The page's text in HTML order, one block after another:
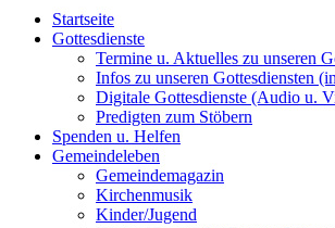
Startseite
Gottesdienste
Termine u. Aktuelles zu unseren
Infos zu unseren Gottesdiensten
Digitale Gottesdienste (Audio u.
Predigten zum Stöbern
Spenden u. Helfen
Gemeindeleben
Gemeindemagazin
Kirchenmusik
Kinder/Jugend